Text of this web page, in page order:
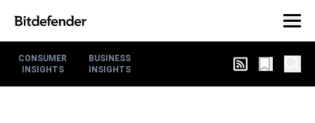
CONSUMER
INSIGHTS
BUSINESS
INSIGHTS